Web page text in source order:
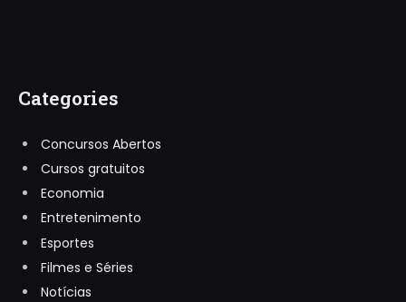
Categories
Concursos Abertos
Cursos gratuitos
Economia
Entretenimento
Esportes
Filmes e Séries
Notícias